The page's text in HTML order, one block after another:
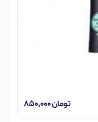
تومان